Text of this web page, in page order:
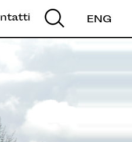
ENG